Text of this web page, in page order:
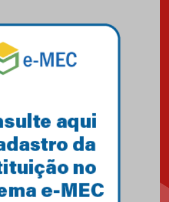
Mackenzie mobiliza campanha
solidária para apoiar famílias em
Minas Gerais
Primeiro culto do ano ressalta o
27.02.2026